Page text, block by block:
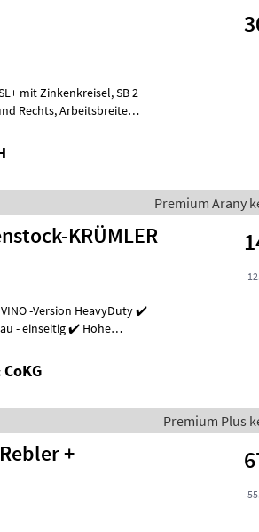
Premium Arany
KRÜMLER
-Version HeavyDuty ✔️
- einseitig ✔️ Hohe
Premium Plus
+